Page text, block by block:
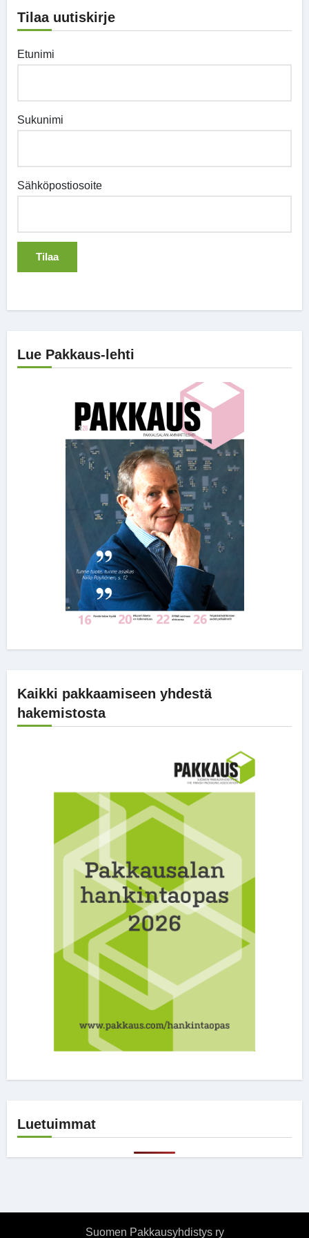
Tilaa uutiskirje
Etunimi
Sukunimi
Sähköpostiosoite
Lue Pakkaus-lehti
Kaikki pakkaamiseen yhdestä
hakemistosta
Luetuimmat
Suomen Pakkausyhdistys ry